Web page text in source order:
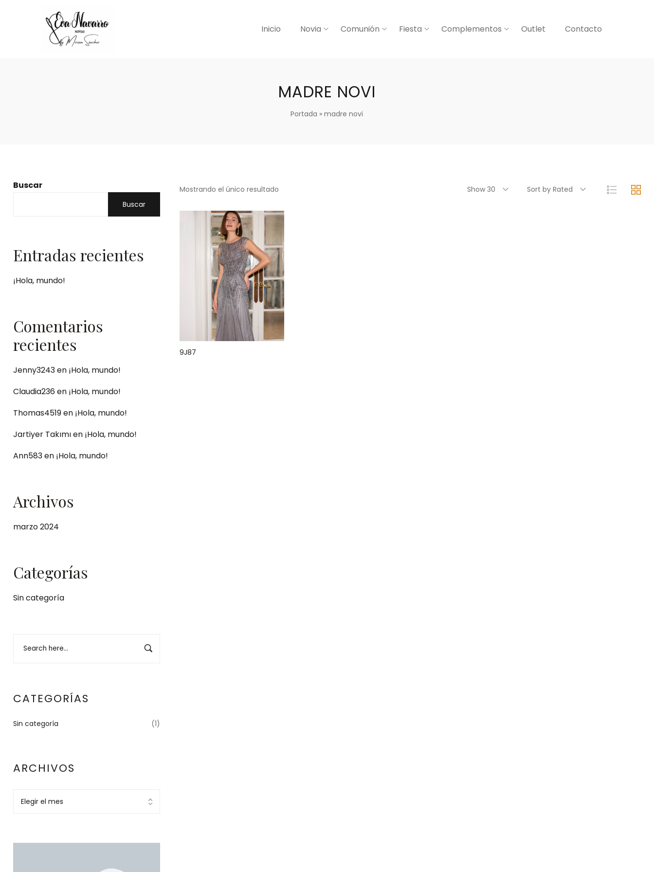
Inicio Novia Comunión Fiesta Complementos Outlet Contacto
MADRE NOVI
Portada »madre novi
Buscar
Buscar
Entradas recientes
¡Hola, mundo!
Comentarios
recientes
Jenny3243en ¡Hola, mundo!
Claudia236en ¡Hola, mundo!
Thomas4519en ¡Hola, mundo!
Jartiyer Takımıen ¡Hola, mundo!
Ann583en ¡Hola, mundo!
Archivos
marzo 2024
Categorías
Sin categoría
CATEGORÍAS
Sin categoría (1)
ARCHIVOS
Mostrando el único resultado Show 30 Sort by Rated
9J87